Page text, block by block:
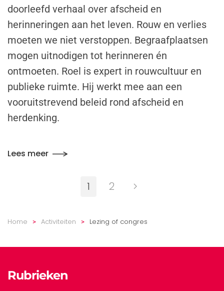
doorleefd verhaal over afscheid en
herinneringen aan het leven. Rouw en verlies
moeten we niet verstoppen. Begraafplaatsen
mogen uitnodigen tot herinneren én
ontmoeten. Roel is expert in rouwcultuur en
publieke ruimte. Hij werkt mee aan een
vooruitstrevend beleid rond afscheid en
herdenking.
Lees meer
1 2
Home Activiteiten Lezing of congres
Rubrieken